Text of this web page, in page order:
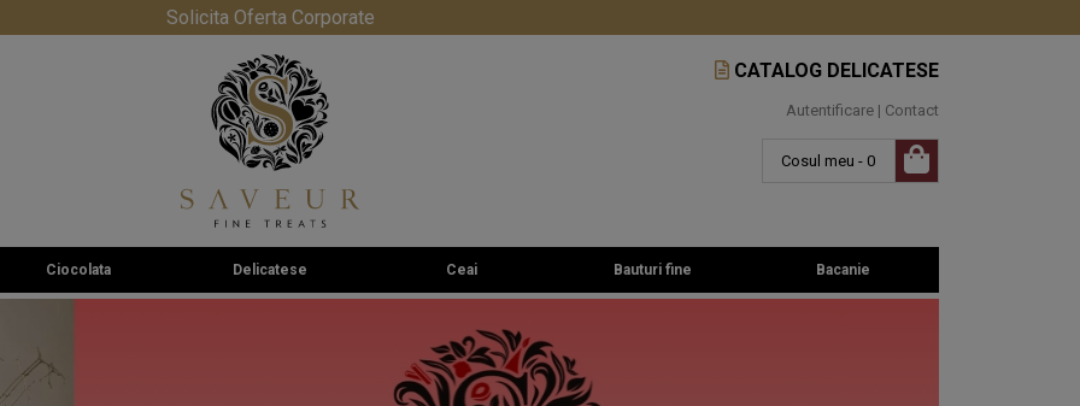
Solicita Oferta Corporate
CATALOG DELICATESE
Autentificare | Contact
Cosul meu - 0
Ciocolata Delicatese Ceai Bauturi fine Bacanie